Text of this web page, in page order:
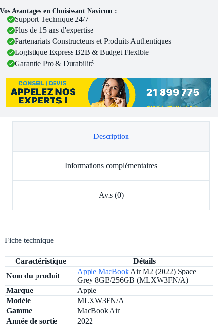
Vos Avantages en Choisissant Navicom :
Support Technique 24/7
Plus de 15 ans d'expertise
Partenariats Constructeurs et Produits Authentiques
Logistique Express B2B & Budget Flexible
Garantie Pro & Durabilité
Description
Informations complémentaires
Avis (0)
Fiche technique
Caractéristique
Détails
Nom du produit
Apple MacBookAir M2 (2022) Space
Grey 8GB/256GB (MLXW3FN/A)
Marque
Apple
Modèle
MLXW3FN/A
Gamme
MacBook Air
Année de sortie
2022